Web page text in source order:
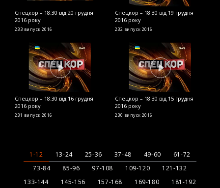
Спецкор – 18:30 від 20 грудня
2016 року
233 випуск 2016
Спецкор – 18:30 від 19 грудня
2016 року
232 випуск 2016
Спецкор – 18:30 від 16 грудня
2016 року
231 випуск 2016
Спецкор – 18:30 від 15 грудня
2016 року
230 випуск 2016
1-12 13-24 25-36 37-48 49-60
61-72
73-84
85-96 97-108 109-120
121-132
133-144
145-156 157-168 169-180
181-192